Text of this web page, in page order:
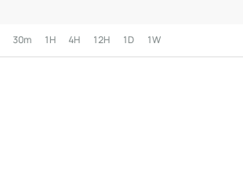
30m 1H 4H 12H 1D 1W